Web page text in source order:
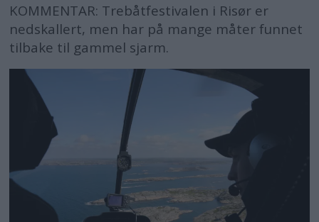
KOMMENTAR: Trebåtfestivalen i Risør er
nedskallert, men har på mange måter funnet
tilbake til gammel sjarm.